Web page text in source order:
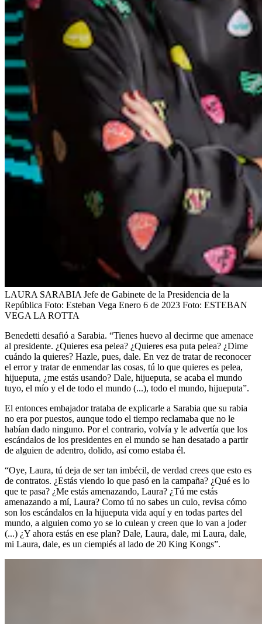
LAURA SARABIA Jefe de Gabinete de la Presidencia de la
República Foto: Esteban Vega Enero 6 de 2023 Foto: ESTEBAN
VEGA LA ROTTA
Benedetti desafió a Sarabia. “Tienes huevo al decirme que amenace
al presidente. ¿Quieres esa pelea? ¿Quieres esa puta pelea? ¿Dime
cuándo la quieres? Hazle, pues, dale. En vez de tratar de reconocer
el error y tratar de enmendar las cosas, tú lo que quieres es pelea,
hijueputa, ¿me estás usando? Dale, hijueputa, se acaba el mundo
tuyo, el mío y el de todo el mundo (...), todo el mundo, hijueputa”.
El entonces embajador trataba de explicarle a Sarabia que su rabia
no era por puestos, aunque todo el tiempo reclamaba que no le
habían dado ninguno. Por el contrario, volvía y le advertía que los
escándalos de los presidentes en el mundo se han desatado a partir
de alguien de adentro, dolido, así como estaba él.
“Oye, Laura, tú deja de ser tan imbécil, de verdad crees que esto es
de contratos. ¿Estás viendo lo que pasó en la campaña? ¿Qué es lo
que te pasa? ¿Me estás amenazando, Laura? ¿Tú me estás
amenazando a mí, Laura? Como tú no sabes un culo, revisa cómo
son los escándalos en la hijueputa vida aquí y en todas partes del
mundo, a alguien como yo se lo culean y creen que lo van a joder
(...) ¿Y ahora estás en ese plan? Dale, Laura, dale, mi Laura, dale,
mi Laura, dale, es un ciempiés al lado de 20 King Kongs”.